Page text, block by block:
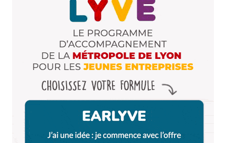
Je suis fille de bretonne qui ne tient pas une
crêperie, désolée pour elle, mais je te dirai que
même en Bretagne, les galettes et crêpes sont
présentées comme ça. Donc si c’est cheap, ben
c’est TOUTE la Bretagne qui l’est. Et là, je vais
sortir mon bonnet rouge et attention à toi !
Rockaknittalova
2 novembre 2014 à 16 h 41 min
Répondre